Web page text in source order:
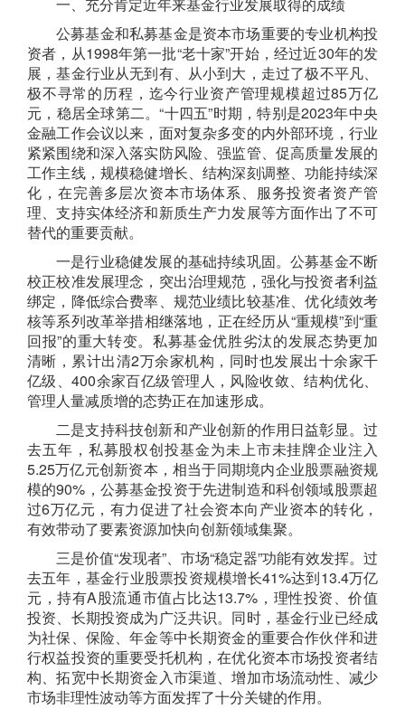
一、充分肯定近年来基金行业发展取得的成绩
公募基金和私募基金是资本市场重要的专业机构投
资者， 从1998年第一批“老十家”开始，经过近30年的发
展 ，基金行业从无到有、从小到大，走过了极不平凡、
极不寻常的历程 ， 迄今行业资产管理规模超过85万亿
元，稳居全球第二。“十四五”时期，特别是2023年中央
金融工作会议以来，面对复杂多变的内外部环境，行业
紧紧围绕和深入落实防风险、强监管、促高质量发展的
工作主线，规模稳健增长、结构深刻调整、功能持续深
化，在完善多层次资本市场体系、服务投资者资产管
理、支持实体经济和新质生产力发展等方面作出了不可
替代的重要贡献。
一是行业稳健发展的基础持续巩固。公募基金不断
校正校准发展理念，突出治理规范，强化与投资者利益
绑定， 降低综合费率、 规范业绩比较基准、优化绩效考
核等系列改革举措相继落地 ， 正在经历从“重规模”到“重
回报”的重大转变。 私募基金优胜劣汰的发展态势更加
清晰 ，累计出清2万余家机构， 同时也发展出十余家千
亿级、400余家百亿级管理人， 风险收敛、结构优化、
管理人量减质增的态势正在加速形成。
二是支持科技创新和产业创新的作用日益彰显。过
去五年 ，私募股权创投基金为未上市未挂牌企业注入
5.25万亿元创新资本，相当于同期境内企业股票融资规
模的90% ， 公募基金投资于先进制造和科创领域股票超
过6万亿元 ，有力促进了社会资本向产业资本的转化，
有效带动了要素资源加快向创新领域集聚。
三是价值“发现者”、市场“稳定器”功能有效发挥。 过
去五年，基金行业股票投资规模增长41%达到13.4万亿
元 ，持有A股流通市值占比达13.7%，理性投资、价值
投资、长期投资成为广泛共识。同时，基金行业已经成
为社保、保险、年金等中长期资金的重要合作伙伴和进
行权益投资的重要受托机构，在优化资本市场投资者结
构、拓宽中长期资金入市渠道、增加市场流动性、减少
市场非理性波动等方面发挥了十分关键的作用。